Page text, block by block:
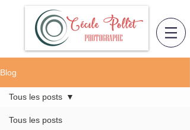
Blog
Tous les posts
Tous les posts